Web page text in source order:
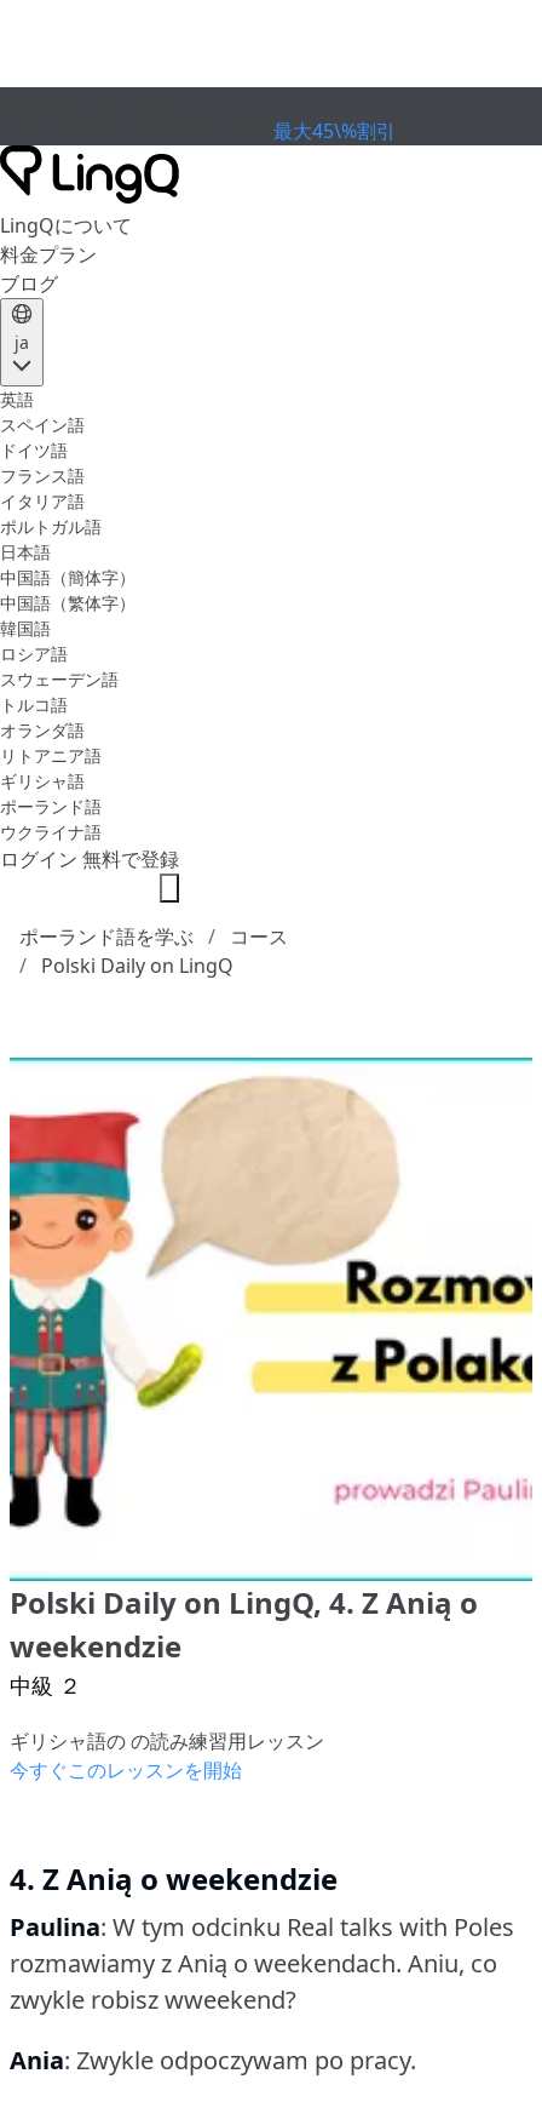
最大45\%割引
LingQについて
料金プラン
ブログ
ja
英語
スペイン語
ドイツ語
フランス語
イタリア語
ポルトガル語
日本語
中国語（簡体字）
中国語（繁体字）
韓国語
ロシア語
スウェーデン語
トルコ語
オランダ語
リトアニア語
ギリシャ語
ポーランド語
ウクライナ語
ログイン 無料で登録
ポーランド語を学ぶ
コース
Polski Daily on LingQ
Polski Daily on LingQ, 4. Z Anią o
weekendzie
中級 ２
ギリシャ語の の読み練習用レッスン
今すぐこのレッスンを開始
4. Z Anią o weekendzie
Paulina: W tym odcinku Real talks with Poles
rozmawiamy z Anią o weekendach. Aniu, co
zwykle robisz wweekend?
Ania: Zwykle odpoczywam po pracy.